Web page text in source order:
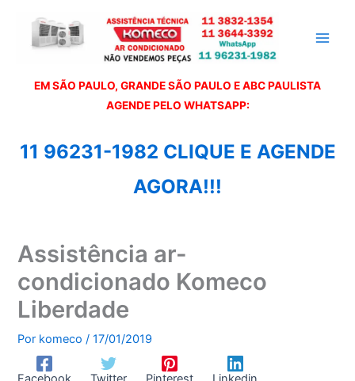
EM SÃO PAULO, GRANDE SÃO PAULO E ABC PAULISTA
AGENDE PELO WHATSAPP:
11 96231-1982 CLIQUE E AGENDE
AGORA!!!
Assistência ar-
condicionado Komeco
Liberdade
Por komeco/17/01/2019